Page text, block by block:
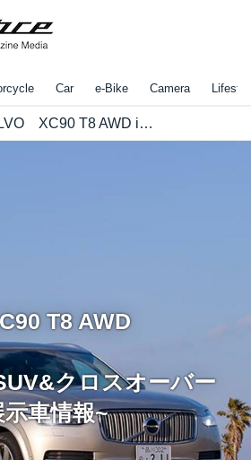
Car e-Bike Camera
【VOLVO XC90 T8 AWD inscription】 ~インポートSUV&クロスオーバーフェア2016展示車情報~
T8 AWD
クロスオーバー
車情報~